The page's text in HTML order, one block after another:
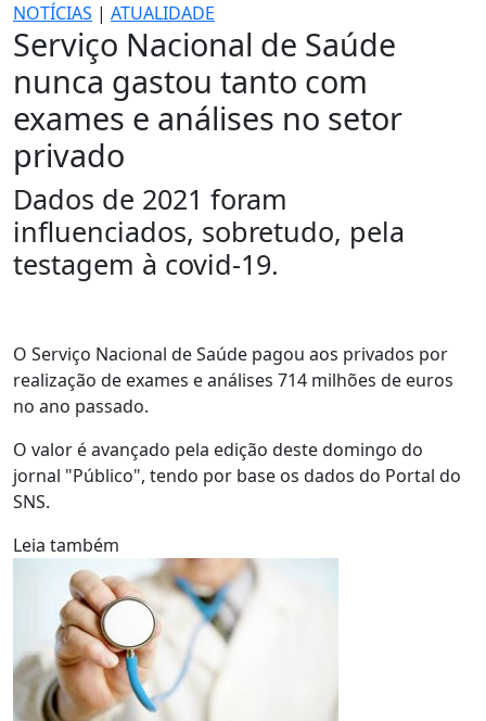
NOTÍCIAS | ATUALIDADE
Serviço Nacional de Saúde
nunca gastou tanto com
exames e análises no setor
privado
Dados de 2021 foram
influenciados, sobretudo, pela
testagem à covid-19.
O Serviço Nacional de Saúde pagou aos privados por
realização de exames e análises 714 milhões de euros
no ano passado.
O valor é avançado pela edição deste domingo do
jornal "Público", tendo por base os dados do Portal do
SNS.
Leia também